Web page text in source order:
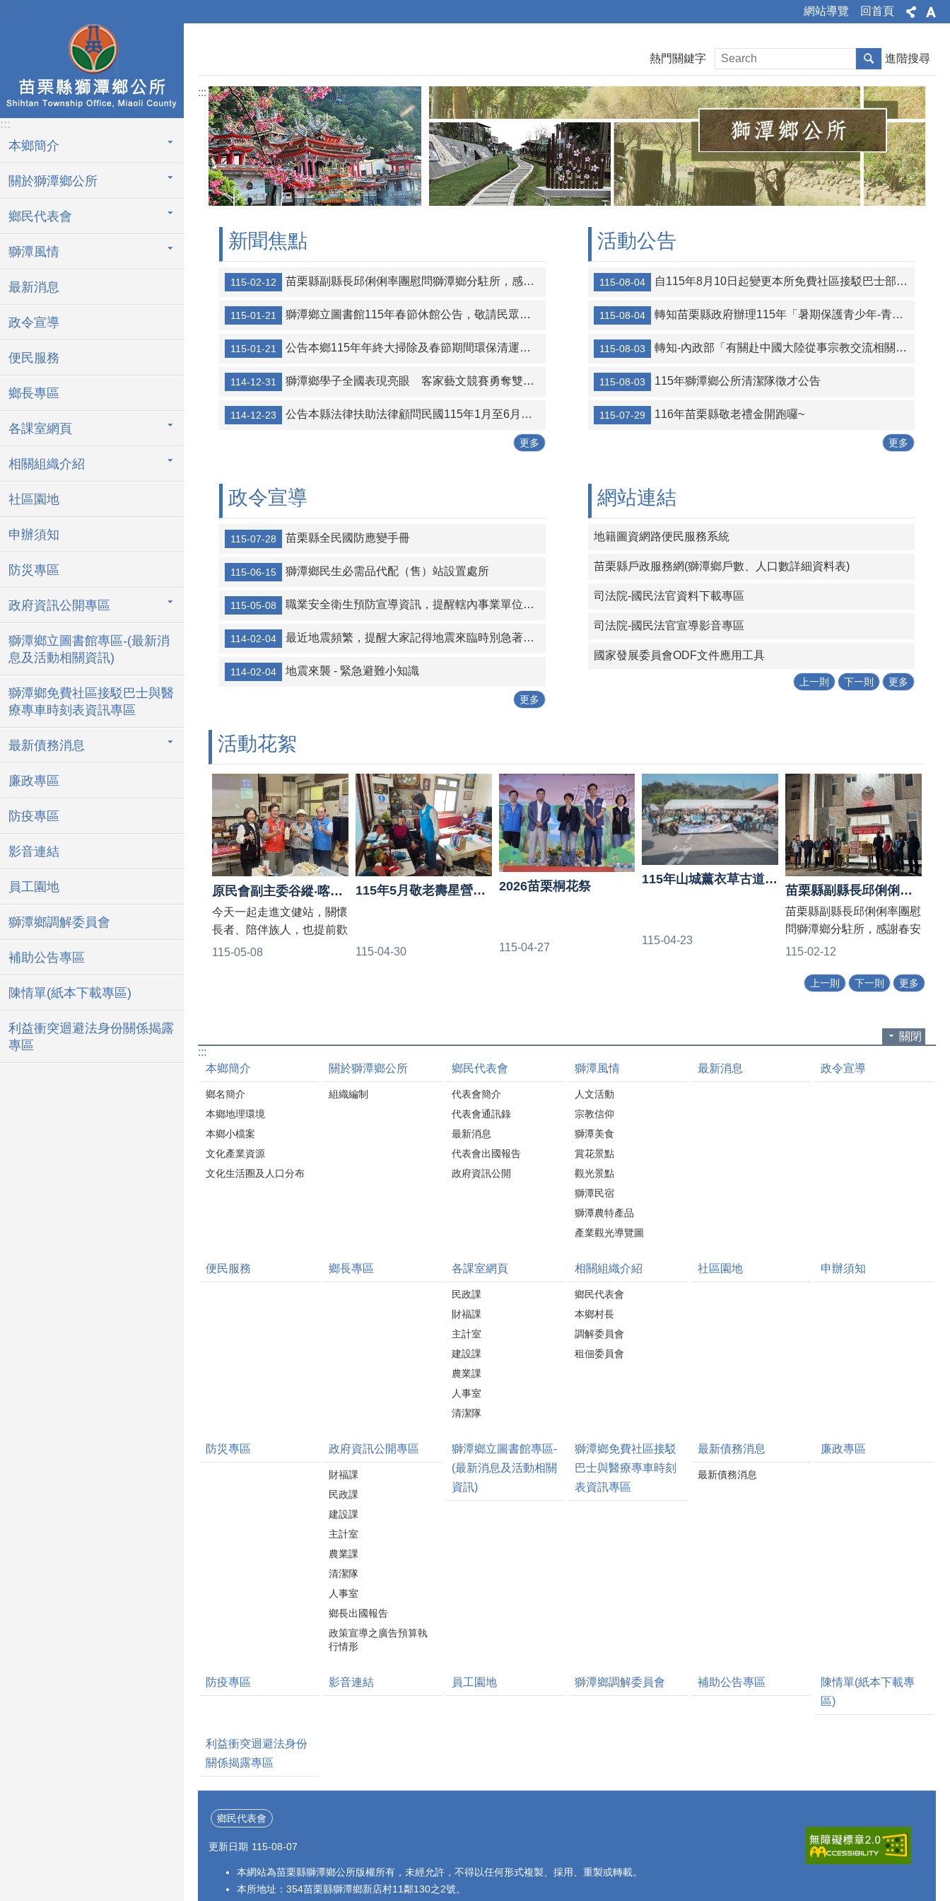
跳到主要內容區塊
::: 網站導覽 回首頁
:::
本鄉簡介
關於獅潭鄉公所
鄉民代表會
獅潭風情
最新消息
政令宣導
便民服務
鄉長專區
各課室網頁
相關組織介紹
社區園地
申辦須知
防災專區
政府資訊公開專區
獅潭鄉立圖書館專區-(最新消
息及活動相關資訊)
獅潭鄉免費社區接駁巴士與醫
療專車時刻表資訊專區
最新債務消息
廉政專區
防疫專區
影音連結
員工園地
獅潭鄉調解委員會
補助公告專區
陳情單(紙本下載專區)
利益衝突迴避法身份關係揭露
專區
熱門關鍵字 進階搜尋
:::
新聞焦點
115-02-12 苗栗縣副縣長邱俐俐率團慰問獅潭鄉分駐所，感謝春安期間守護地方治安。
115-01-21 獅潭鄉立圖書館115年春節休館公告，敬請民眾知悉
115-01-21 公告本鄉115年年終大掃除及春節期間環保清運配合事項，請鄉親配合辦理。
114-12-31 獅潭鄉學子全國表現亮眼 客家藝文競賽勇奪雙料第一
114-12-23 公告本縣法律扶助法律顧問民國115年1月至6月輪值服務時間表
更多
活動公告
115-08-04 自115年8月10日起變更本所免費社區接駁巴士部分時刻表
115-08-04 轉知苗栗縣政府辦理115年「暑期保護青少年-青春專案」宣導
115-08-03 轉知-內政部「有關赴中國大陸從事宗教交流相關風險及注意事項」1份
115-08-03 115年獅潭鄉公所清潔隊徵才公告
115-07-29 116年苗栗縣敬老禮金開跑囉~
更多
政令宣導
115-07-28 苗栗縣全民國防應變手冊
115-06-15 獅潭鄉民生必需品代配（售）站設置處所
115-05-08 職業安全衛生預防宣導資訊，提醒轄內事業單位及勞工落實作業安全管理。
114-02-04 最近地震頻繁，提醒大家記得地震來臨時別急著逃跑，應先保護頭頸部！平時也應做好各項防災準備：
114-02-04 地震來襲 - 緊急避難小知識
更多
網站連結
地籍圖資網路便民服務系統
苗栗縣戶政服務網(獅潭鄉戶數、人口數詳細資料表)
司法院-國民法官資料下載專區
司法院-國民法官宣導影音專區
國家發展委員會ODF文件應用工具
上一則 下一則 更多
活動花絮
原民會副主委谷縱‧喀勒芳安蒞臨本鄉，關懷百壽文健站與歡慶母親節。
115-05-08
今天一起走進文健站，關懷
長者、陪伴族人，也提前歡
慶溫馨的母親節。 感謝原
們，一同用行動傳遞關懷與
溫暖。 看到長輩們開心的
笑容，感受到部落彼此照
非常感動。 文健站不只是
照顧長者的地方，更是凝聚
情感、傳承文化的重要據
115年5月敬老壽星營養食品發放完成
115-04-30
2026苗栗桐花祭
115-04-27
115年山城薰衣草古道慢行節
115-04-23
苗栗縣副縣長邱俐俐率團慰問獅潭鄉分駐所，感謝春安期間守護地方治安。
115-02-12
苗栗縣副縣長邱俐俐率團慰
問獅潭鄉分駐所，感謝春安
期間守護地方治安。 為慰
同仁，苗栗縣副縣長邱俐俐
席林昌元、代表魏漢鎮、代
任張淑媛等人陪同下，前往
持續作為警察同仁最堅強的
後盾，提供必要資源與支
率，讓鄉親深感安心。
上一則 下一則 更多
關閉
:::
本鄉簡介
鄉名簡介
本鄉地理環境
本鄉小檔案
文化產業資源
文化生活圈及人口分布
關於獅潭鄉公所
組織編制
鄉民代表會
代表會簡介
代表會通訊錄
最新消息
代表會出國報告
政府資訊公開
獅潭風情
人文活動
宗教信仰
獅潭美食
賞花景點
觀光景點
獅潭民宿
獅潭農特產品
產業觀光導覽圖
最新消息 政令宣導
便民服務 鄉長專區 各課室網頁
民政課
財福課
主計室
建設課
農業課
人事室
清潔隊
相關組織介紹
鄉民代表會
本鄉村長
調解委員會
租佃委員會
社區園地 申辦須知
防災專區 政府資訊公開專區
財福課
民政課
建設課
主計室
農業課
清潔隊
人事室
鄉長出國報告
政策宣導之廣告預算執
行情形
獅潭鄉立圖書館專區-
(最新消息及活動相關
資訊)
獅潭鄉免費社區接駁
巴士與醫療專車時刻
表資訊專區
最新債務消息
最新債務消息
廉政專區
防疫專區 影音連結 員工園地 獅潭鄉調解委員會 補助公告專區
陳情單(紙本下載專
區)
利益衝突迴避法身份
關係揭露專區
鄉民代表會
更新日期 115-08-07
本網站為苗栗縣獅潭鄉公所版權所有，未經允許，不得以任何形式複製、採用、重製或轉載。
本所地址：354苗栗縣獅潭鄉新店村11鄰130之2號。